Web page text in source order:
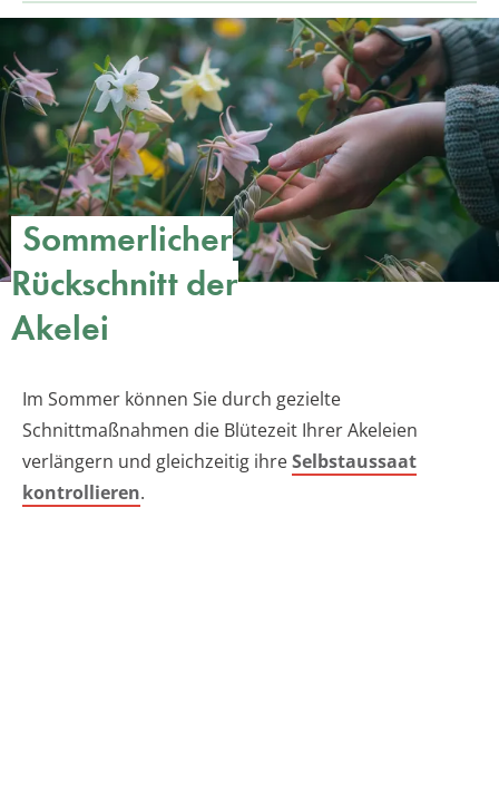
Sommerlicher
Rückschnitt der
Akelei
Im Sommer können Sie durch gezielte
Schnittmaßnahmen die Blütezeit Ihrer Akeleien
verlängern und gleichzeitig ihreSelbstaussaat
kontrollieren.